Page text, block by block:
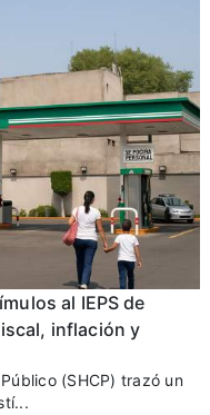
al IEPS de
inflación y
(SHCP) trazó un